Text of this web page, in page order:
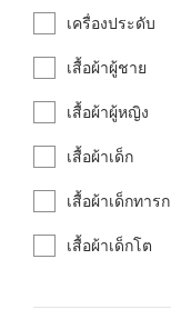
เครื่องประดับ
เสื้อผ้าผู้ชาย
เสื้อผ้าผู้หญิง
เสื้อผ้าเด็ก
เสื้อผ้าเด็กทารก
เสื้อผ้าเด็กโต